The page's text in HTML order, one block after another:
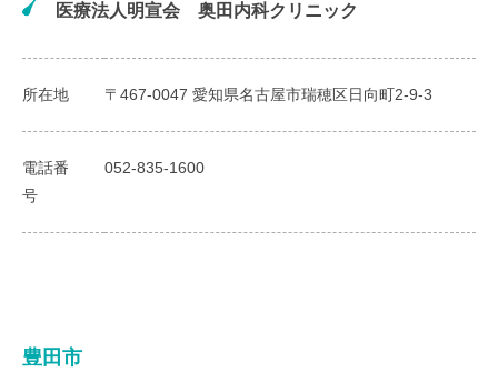
医療法人明宣会 奥田内科クリニック
所在地 〒467-0047 愛知県名古屋市瑞穂区日向町2-9-3
電話番
号
052-835-1600
豊田市